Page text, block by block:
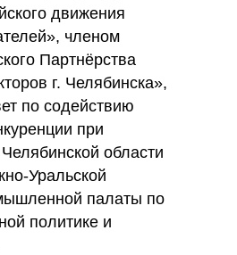
движения
членом
Партнёрства
г. Челябинска»,
по содействию
при
области
Уральской
палаты по
политике и